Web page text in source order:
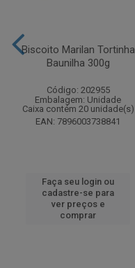
Biscoito Marilan Tortinha
Baunilha 300g
Código: 202955
Embalagem: Unidade
Caixa contém 20 unidade(s)
EAN: 7896003738841
Faça seu login ou
cadastre-se para
ver preços e
comprar